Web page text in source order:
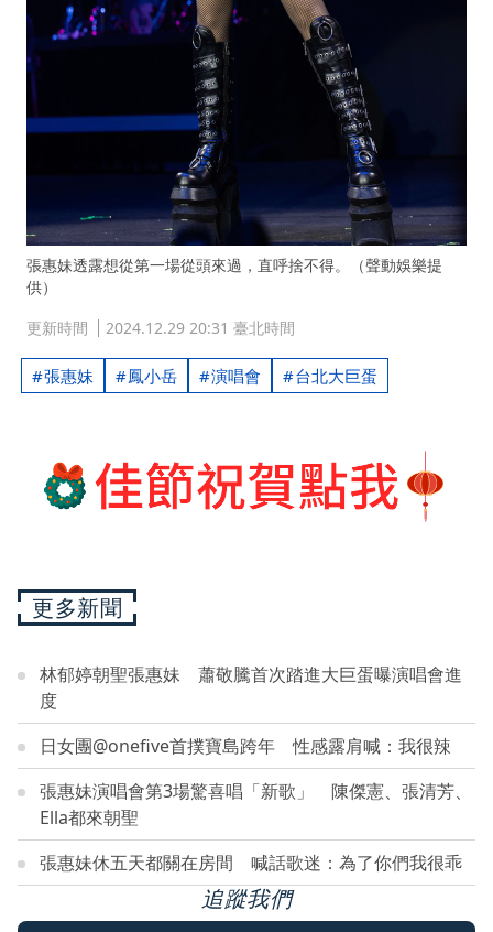
張惠妹透露想從第一場從頭來過，直呼捨不得。（聲動娛樂提
供）
更新時間
2024.12.29 20:31 臺北時間
張惠妹 鳳小岳 演唱會 台北大巨蛋
更多新聞
林郁婷朝聖張惠妹 蕭敬騰首次踏進大巨蛋曝演唱會進
度
日女團@onefive首撲寶島跨年 性感露肩喊：我很辣
張惠妹演唱會第3場驚喜唱「新歌」 陳傑憲、張清芳、
Ella都來朝聖
張惠妹休五天都關在房間 喊話歌迷：為了你們我很乖
追蹤我們